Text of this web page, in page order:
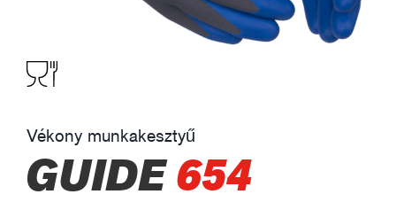
Vékony munkakesztyű
GUIDE654